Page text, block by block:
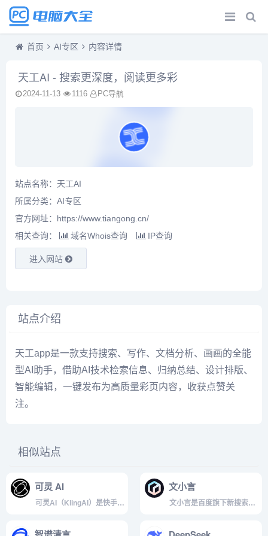
首页 AI专区 内容详情
天工AI - 搜索更深度，阅读更多彩
2024-11-13 1116 PC导航
站点名称：天工AI
所属分类： AI专区
官方网址： https://www.tiangong.cn/
相关查询：
域名Whois查询 IP查询
进入网站
站点介绍
天工app是一款支持搜索、写作、文档分析、画画的全能
型AI助手，借助AI技术检索信息、归纳总结、设计排版、
智能编辑，一键发布为高质量彩页内容，收获点赞关
注。
相似站点
可灵 AI
可灵AI（KlingAI）是快手推
文小言
文小言是百度旗下新搜索智